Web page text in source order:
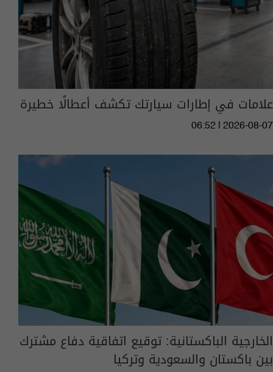
علامات في إطارات سيارتك تكشف أعطالًا خطيرة
06:52 | 2026-08-07
الخارجية الباكستانية: توقيع اتفاقية دفاع مشترك
بين باكستان والسعودية وتركيا